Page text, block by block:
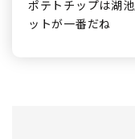
ポテトチップは湖
ットが一番だね